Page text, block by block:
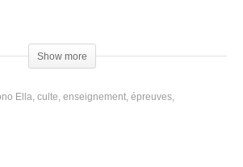
et surtout nous donne les clés afin
ceev.bordeaux
Show more
Ella culte enseignement épreuves